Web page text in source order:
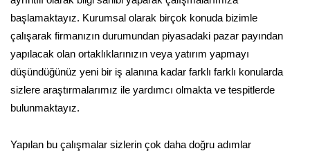
başlamaktayız. Kurumsal olarak birçok konuda bizimle
çalışarak firmanızın durumundan piyasadaki pazar payından
yapılacak olan ortaklıklarınızın veya yatırım yapmayı
düşündüğünüz yeni bir iş alanına kadar farklı farklı konularda
sizlere araştırmalarımız ile yardımcı olmakta ve tespitlerde
bulunmaktayız.
Yapılan bu çalışmalar sizlerin çok daha doğru adımlar